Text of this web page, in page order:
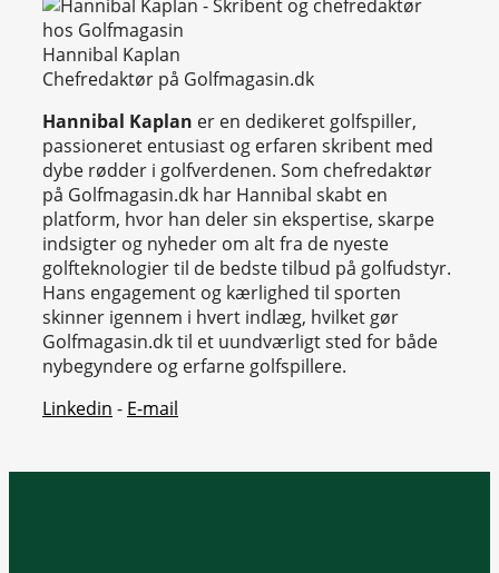
Hannibal Kaplan
Chefredaktør på Golfmagasin.dk
Hannibal Kaplan er en dedikeret golfspiller,
passioneret entusiast og erfaren skribent med
dybe rødder i golfverdenen. Som chefredaktør
på Golfmagasin.dk har Hannibal skabt en
platform, hvor han deler sin ekspertise, skarpe
indsigter og nyheder om alt fra de nyeste
golfteknologier til de bedste tilbud på golfudstyr.
Hans engagement og kærlighed til sporten
skinner igennem i hvert indlæg, hvilket gør
Golfmagasin.dk til et uundværligt sted for både
nybegyndere og erfarne golfspillere.
Linkedin - E-mail